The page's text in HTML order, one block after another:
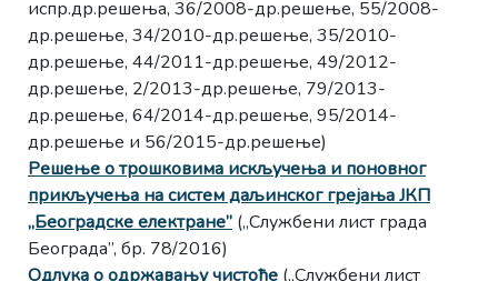
испр.др.решења, 36/2008-др.решење, 55/2008-
др.решење, 34/2010-др.решење, 35/2010-
др.решење, 44/2011-др.решење, 49/2012-
др.решење, 2/2013-др.решење, 79/2013-
др.решење, 64/2014-др.решење, 95/2014-
др.решење и 56/2015-др.решење)
Решење о трошковима искључења и поновног
прикључења на систем даљинског грејања ЈКП
„Београдске електране” („Службени лист града
Београда”, бр. 78/2016)
Одлука о одржавању чистоће („Службени лист